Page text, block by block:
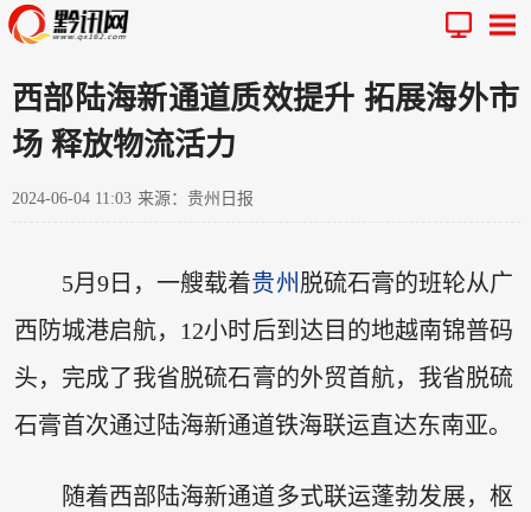
西部陆海新通道质效提升 拓展海外市
场 释放物流活力
2024-06-04 11:03 来源：贵州日报
5月9日，一艘载着贵州 脱硫石膏的班轮从广
西防城港启航，12小时后到达目的地越南锦普码
头，完成了我省脱硫石膏的外贸首航，我省脱硫
石膏首次通过陆海新通道铁海联运直达东南亚。
随着西部陆海新通道多式联运蓬勃发展，枢